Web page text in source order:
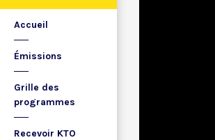
Accueil
Émissions
Grille des
programmes
Recevoir KTO